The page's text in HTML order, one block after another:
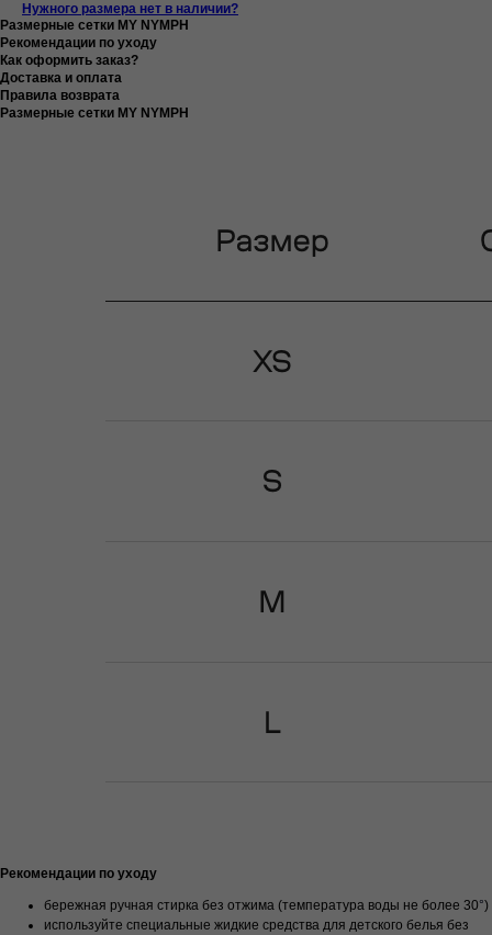
Нужного размера нет в наличии?
Размерные сетки MY NYMPH
Рекомендации по уходу
Как оформить заказ?
Доставка и оплата
Правила возврата
Размерные сетки MY NYMPH
Рекомендации по уходу
бережная ручная стирка без отжима (температура воды не более 30°)
используйте специальные жидкие средства для детского белья без